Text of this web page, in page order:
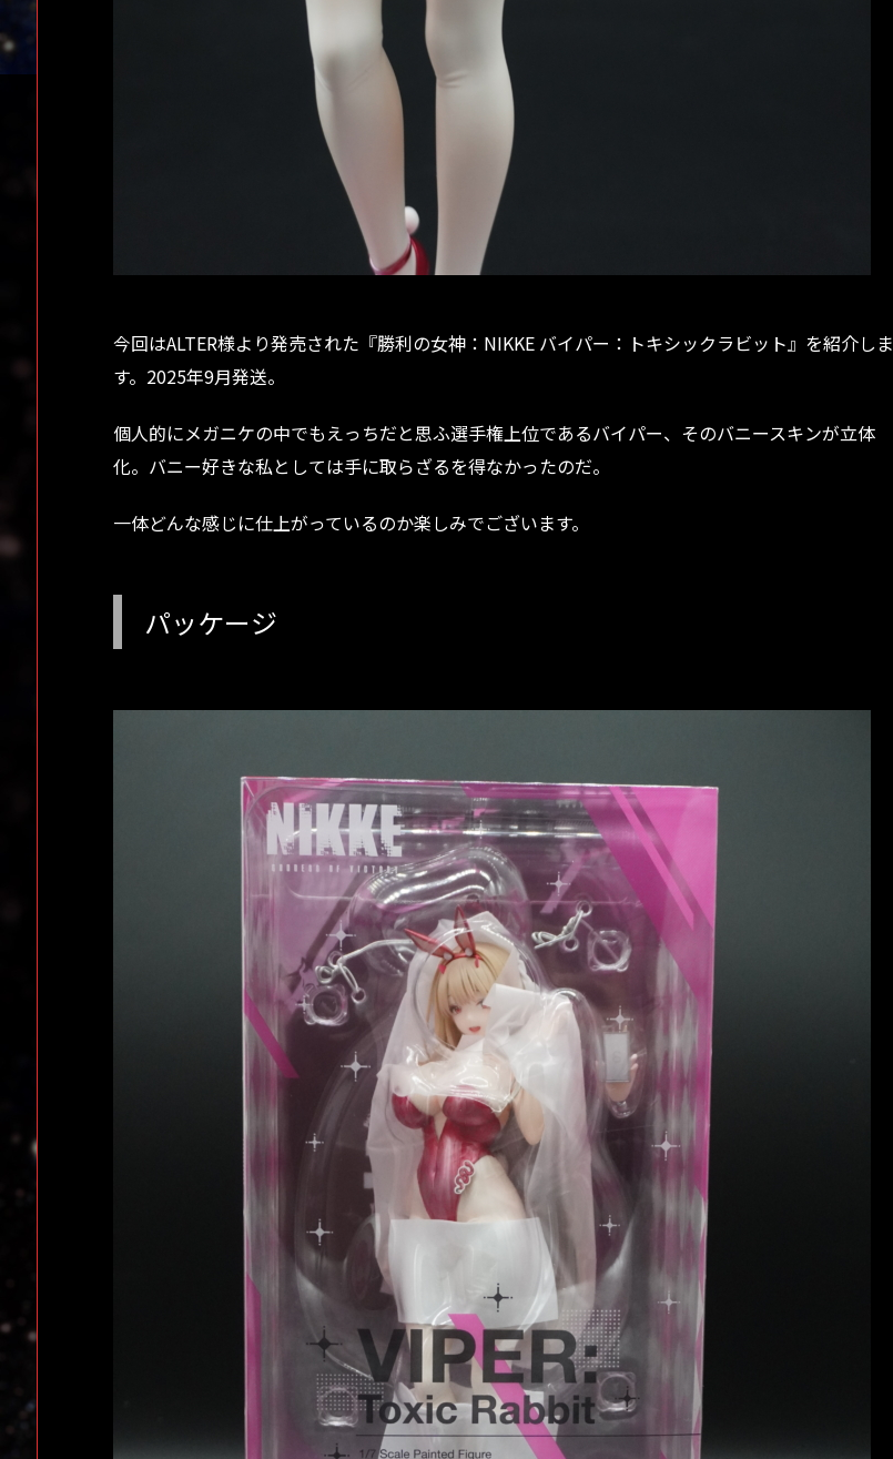
今回はALTER様より発売された『勝利の女神：NIKKE バイパー：トキシックラビット』を紹介しま
す。2025年9月発送。
個人的にメガニケの中でもえっちだと思ふ選手権上位であるバイパー、そのバニースキンが立体
化。バニー好きな私としては手に取らざるを得なかったのだ。
一体どんな感じに仕上がっているのか楽しみでございます。
パッケージ